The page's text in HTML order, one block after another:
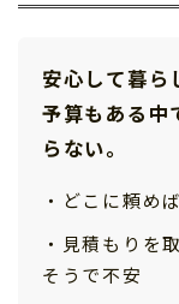
安心して暮ら
予算もある中
らない。
・どこに頼め
・見積もりを
そうで不安